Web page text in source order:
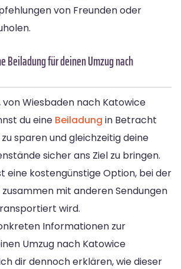
von Freunden oder
Beiladung für deinen Umzug nach
Wiesbaden nach Katowice
du eine Beiladung in Betracht
sparen und gleichzeitig deine
sicher ans Ziel zu bringen.
eine kostengünstige Option, bei der
mit anderen Sendungen
wird.
Informationen zur
Umzug nach Katowice
dir dennoch erklären, wie dieser